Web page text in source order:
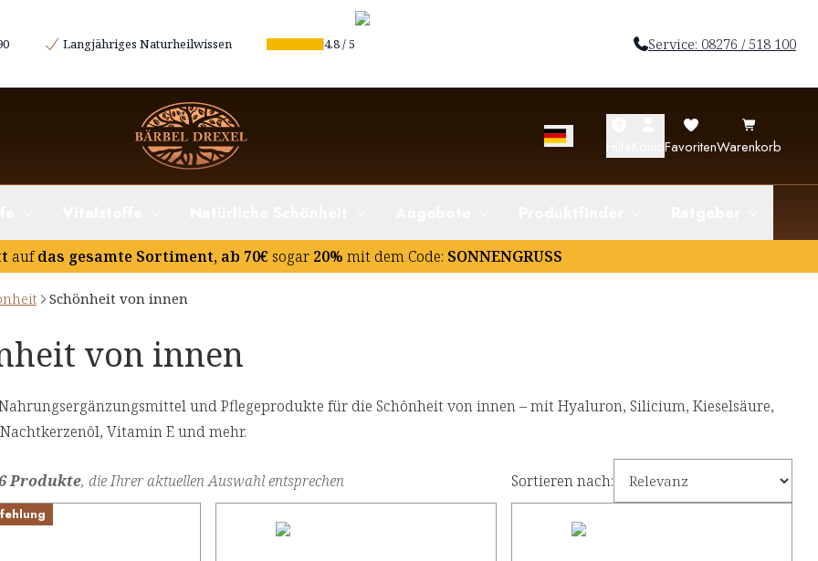
Langjähriges Naturheilwissen 4.8/5 Service: 08276 / 518 100
FavoritenWarenkorb
aufdas gesamte Sortiment, ab 70€ sogar 20% mit dem Code: SONNENGRUSS
Schönheit von innen
von innen
und Pflegeprodukte für die Schönheit von innen – mit Hyaluron, Silicium, Kieselsäure,
Vitamin E und mehr.
Produkte, die Ihrer aktuellen Auswahl entsprechen Sortieren nach: